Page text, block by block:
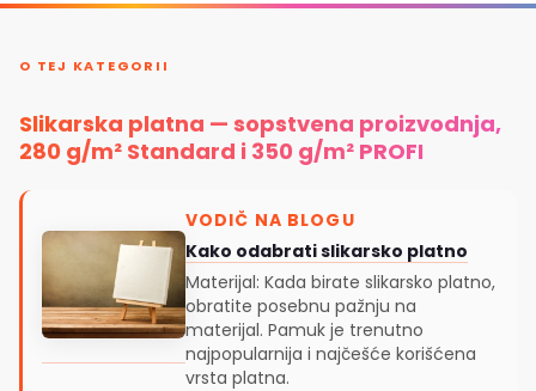
O TEJ KATEGORII
Slikarska platna — sopstvena proizvodnja,
280 g/m² Standard i 350 g/m² PROFI
VODIČ NA BLOGU
Kako odabrati slikarsko platno
Materijal: Kada birate slikarsko platno,
obratite posebnu pažnju na
materijal. Pamuk je trenutno
najpopularnija i najčešće korišćena
vrsta platna.